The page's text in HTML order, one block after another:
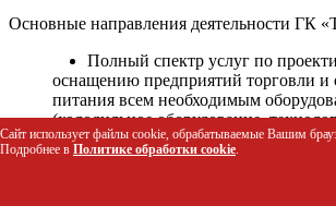
Основные направления деятельности ГК
Полный спектр услуг по
оснащению предприятий торговли и
питания всем необходимым
(холодильное оборудование,
оборудование, стеллажное
Автоматизация торговых
Сайт использует файлы cookie, обрабатываемые Вашим
Подробнее в Политике обработки cookie.